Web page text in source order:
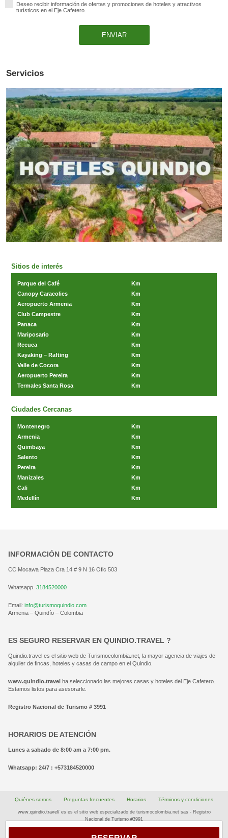
Deseo recibir información de ofertas y promociones de hoteles y atractivos
turísticos en el Eje Cafetero.
Servicios
Sitios de interés
Parque del Café
Km
Canopy Caracolies
Km
Aeropuerto Armenia
Km
Club Campestre
Km
Panaca
Km
Mariposario
Km
Recuca
Km
Kayaking – Rafting
Km
Valle de Cocora
Km
Aeropuerto Pereira
Km
Termales Santa Rosa
Km
Ciudades Cercanas
Montenegro
Km
Armenia
Km
Quimbaya
Km
Salento
Km
Pereira
Km
Manizales
Km
Cali
Km
Medellín
Km
INFORMACIÓN DE CONTACTO
CC Mocawa Plaza Cra 14 # 9 N 16 Ofic 503
Whatsapp. 3184520000
Email: info@turismoquindio.com
Armenia – Quindío – Colombia
ES SEGURO RESERVAR EN QUINDIO.TRAVEL ?
Quindio.travel es el sitio web de Turismocolombia.net, la mayor agencia de viajes de
alquiler de fincas, hoteles y casas de campo en el Quindio.
www.quindio.travel ha seleccionado las mejores casas y hoteles del Eje Cafetero.
Estamos listos para asesorarle.
Registro Nacional de Turismo # 3991
HORARIOS DE ATENCIÓN
Lunes a sabado de 8:00 am a 7:00 pm.
Whatsapp: 24/7 : +573184520000
Quiénes somos Preguntas frecuentes Horarios Términos y condiciones
www.quindio.travel/es es el sitio web especializado de turismocolombia.net sas - Registro
Nacional de Turismo #3991